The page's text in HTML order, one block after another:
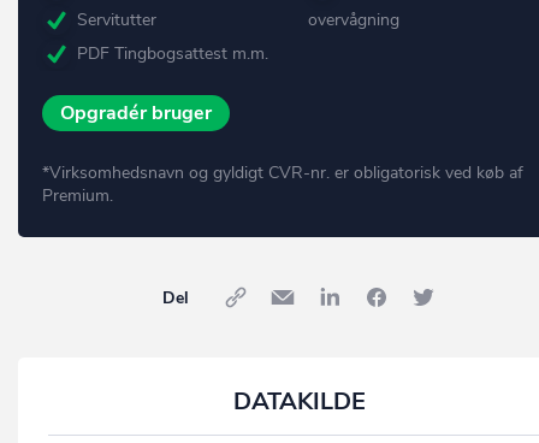
Servitutter
PDF Tingbogsattest m.m.
overvågning
Opgradér bruger
*Virksomhedsnavn og gyldigt CVR-nr. er obligatorisk ved køb af
Premium.
Del
DATAKILDE